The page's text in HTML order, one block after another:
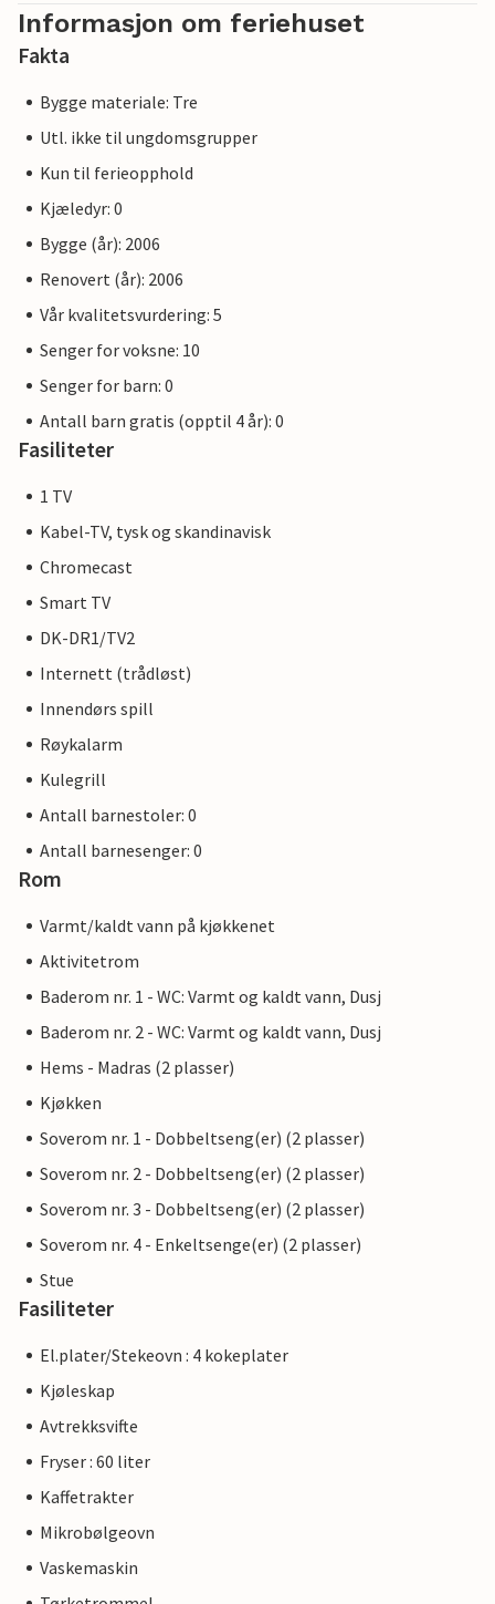
Informasjon om feriehuset
Fakta
Bygge materiale: Tre
Utl. ikke til ungdomsgrupper
Kun til ferieopphold
Kjæledyr: 0
Bygge (år): 2006
Renovert (år): 2006
Vår kvalitetsvurdering: 5
Senger for voksne: 10
Senger for barn: 0
Antall barn gratis (opptil 4 år): 0
Fasiliteter
1 TV
Kabel-TV, tysk og skandinavisk
Chromecast
Smart TV
DK-DR1/TV2
Internett (trådløst)
Innendørs spill
Røykalarm
Kulegrill
Antall barnestoler: 0
Antall barnesenger: 0
Rom
Varmt/kaldt vann på kjøkkenet
Aktivitetrom
Baderom nr. 1 - WC: Varmt og kaldt vann, Dusj
Baderom nr. 2 - WC: Varmt og kaldt vann, Dusj
Hems - Madras (2 plasser)
Kjøkken
Soverom nr. 1 - Dobbeltseng(er) (2 plasser)
Soverom nr. 2 - Dobbeltseng(er) (2 plasser)
Soverom nr. 3 - Dobbeltseng(er) (2 plasser)
Soverom nr. 4 - Enkeltsenge(er) (2 plasser)
Stue
Fasiliteter
El.plater/Stekeovn : 4 kokeplater
Kjøleskap
Avtrekksvifte
Fryser : 60 liter
Kaffetrakter
Mikrobølgeovn
Vaskemaskin